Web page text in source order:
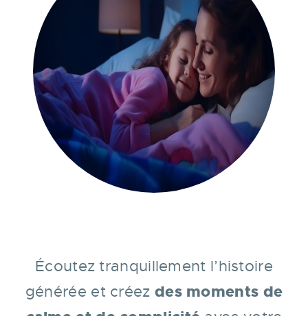
Écoutez tranquillement l’histoire
générée et créez des moments de